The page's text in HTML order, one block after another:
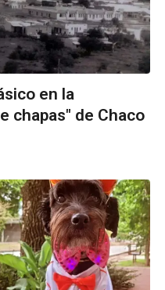
en la
chapas" de Chaco